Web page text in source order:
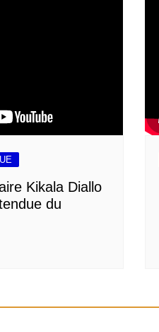
Kikala Diallo
du